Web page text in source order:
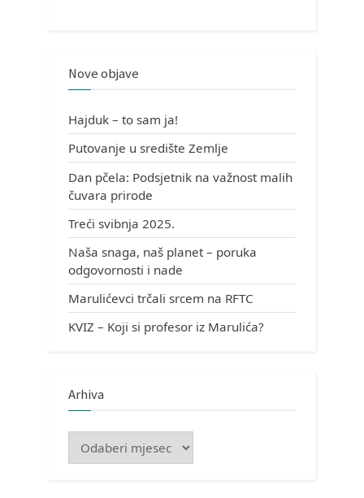
Nove objave
Hajduk – to sam ja!
Putovanje u središte Zemlje
Dan pčela: Podsjetnik na važnost malih
čuvara prirode
Treći svibnja 2025.
Naša snaga, naš planet – poruka
odgovornosti i nade
Marulićevci trčali srcem na RFTC
KVIZ – Koji si profesor iz Marulića?
Arhiva
Arhiva